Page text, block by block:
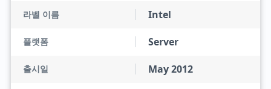
라벨 이름 Intel
플랫폼 Server
출시일 May 2012